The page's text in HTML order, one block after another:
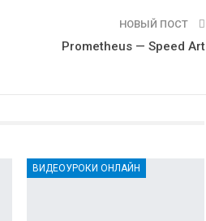
НОВЫЙ ПОСТ
Prometheus — Speed Art
ВИДЕОУРОКИ ОНЛАЙН